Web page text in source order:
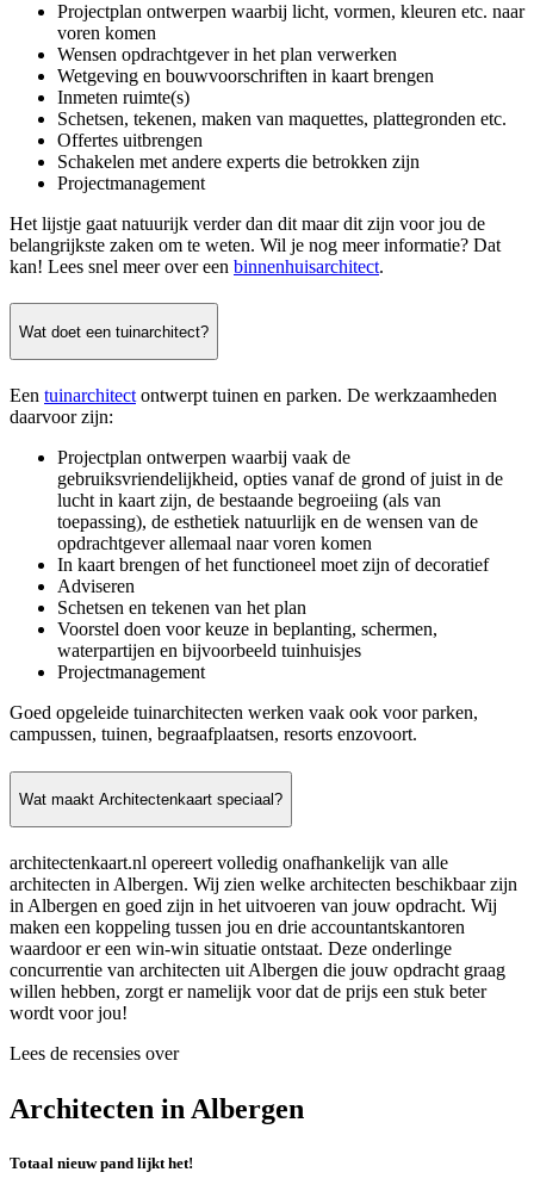
Projectplan ontwerpen waarbij licht, vormen, kleuren etc. naar
voren komen
Wensen opdrachtgever in het plan verwerken
Wetgeving en bouwvoorschriften in kaart brengen
Inmeten ruimte(s)
Schetsen, tekenen, maken van maquettes, plattegronden etc.
Offertes uitbrengen
Schakelen met andere experts die betrokken zijn
Projectmanagement
Het lijstje gaat natuurijk verder dan dit maar dit zijn voor jou de
belangrijkste zaken om te weten. Wil je nog meer informatie? Dat
kan! Lees snel meer over een binnenhuisarchitect.
Wat doet een tuinarchitect?
Een tuinarchitect ontwerpt tuinen en parken. De werkzaamheden
daarvoor zijn:
Projectplan ontwerpen waarbij vaak de
gebruiksvriendelijkheid, opties vanaf de grond of juist in de
lucht in kaart zijn, de bestaande begroeiing (als van
toepassing), de esthetiek natuurlijk en de wensen van de
opdrachtgever allemaal naar voren komen
In kaart brengen of het functioneel moet zijn of decoratief
Adviseren
Schetsen en tekenen van het plan
Voorstel doen voor keuze in beplanting, schermen,
waterpartijen en bijvoorbeeld tuinhuisjes
Projectmanagement
Goed opgeleide tuinarchitecten werken vaak ook voor parken,
campussen, tuinen, begraafplaatsen, resorts enzovoort.
Wat maakt Architectenkaart speciaal?
architectenkaart.nl opereert volledig onafhankelijk van alle
architecten in Albergen. Wij zien welke architecten beschikbaar zijn
in Albergen en goed zijn in het uitvoeren van jouw opdracht. Wij
maken een koppeling tussen jou en drie accountantskantoren
waardoor er een win-win situatie ontstaat. Deze onderlinge
concurrentie van architecten uit Albergen die jouw opdracht graag
willen hebben, zorgt er namelijk voor dat de prijs een stuk beter
wordt voor jou!
Lees de recensies over
Architecten in Albergen
Totaal nieuw pand lijkt het!